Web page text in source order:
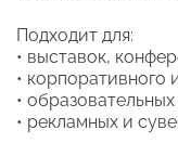
Подходит для:
• выставок,
• корпоративного
•
• рекламных и